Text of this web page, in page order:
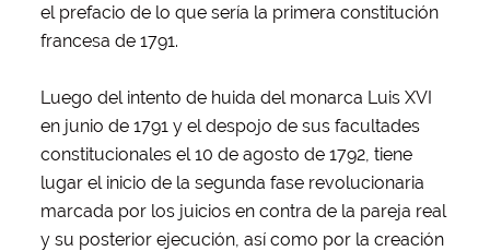
el prefacio de lo que sería la primera constitución
francesa de 1791.
Luego del intento de huida del monarca Luis XVI
en junio de 1791 y el despojo de sus facultades
constitucionales el 10 de agosto de 1792, tiene
lugar el inicio de la segunda fase revolucionaria
marcada por los juicios en contra de la pareja real
y su posterior ejecución, así como por la creación